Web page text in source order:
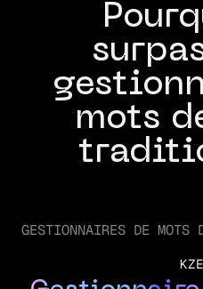
mots
GESTIONNAIRES DE MOTS